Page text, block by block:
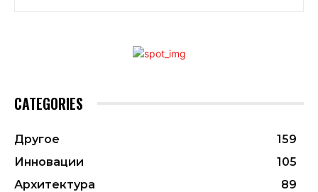
CATEGORIES
Другое
159
Инновации
105
Архитектура
89